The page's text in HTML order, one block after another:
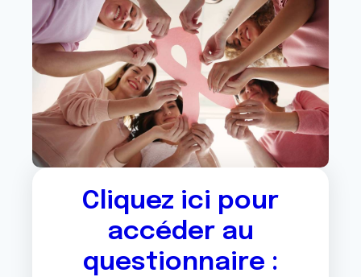
Cliquez ici pour
accéder au
questionnaire :